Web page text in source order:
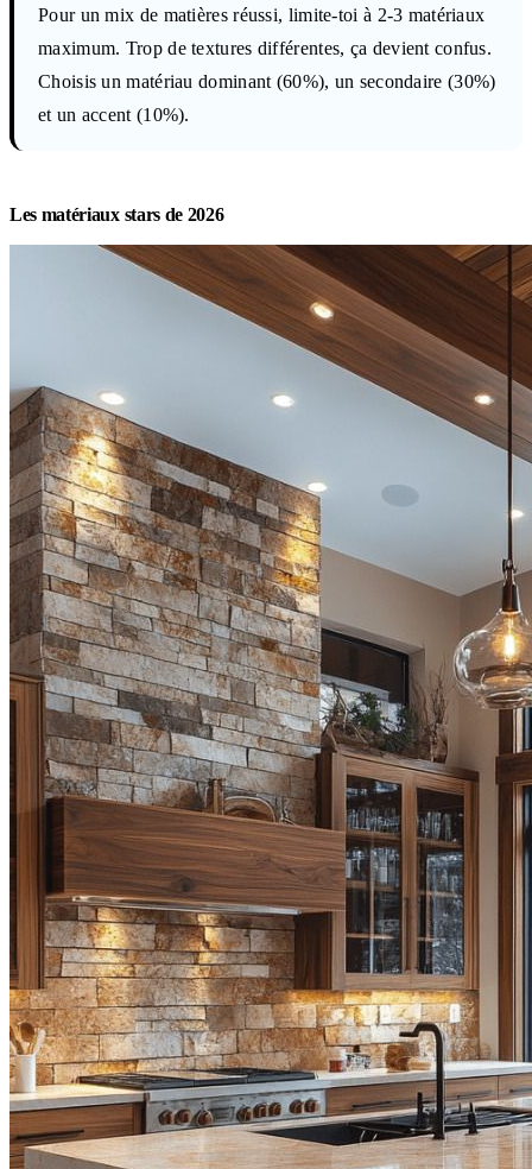
Pour un mix de matières réussi, limite-toi à 2-3 matériaux
maximum. Trop de textures différentes, ça devient confus.
Choisis un matériau dominant (60%), un secondaire (30%)
et un accent (10%).
Les matériaux stars de 2026